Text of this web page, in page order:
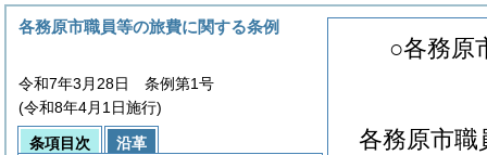
○各務原
各務原市職
各務原市職員等の旅費に関する条例
令和7年3月28日 条例第1号
(令和8年4月1日施行)
条項目次
沿革